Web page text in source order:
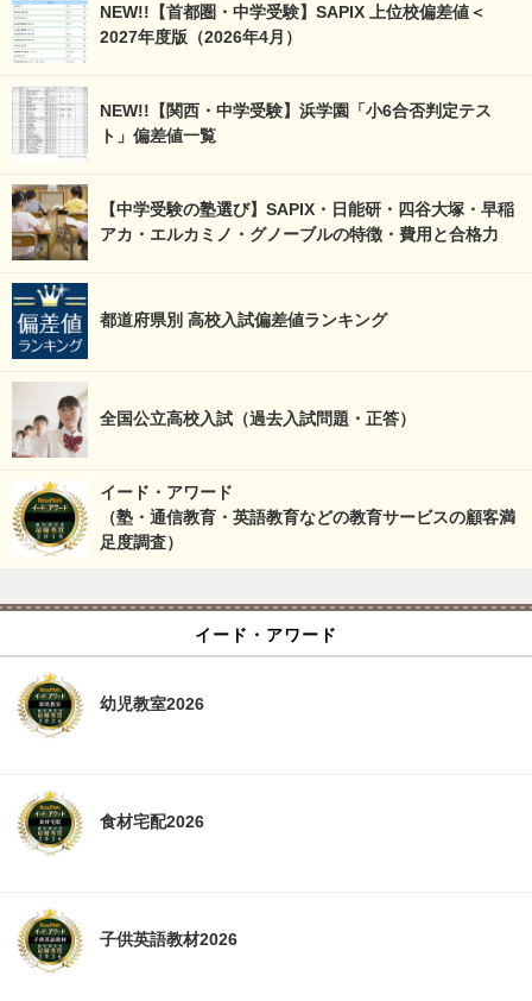
NEW!!【首都圏・中学受験】SAPIX 上位校偏差値＜
2027年度版（2026年4月）
NEW!!【関西・中学受験】浜学園「小6合否判定テス
ト」偏差値一覧
【中学受験の塾選び】SAPIX・日能研・四谷大塚・早稲
アカ・エルカミノ・グノーブルの特徴・費用と合格力
都道府県別 高校入試偏差値ランキング
全国公立高校入試（過去入試問題・正答）
イード・アワード
（塾・通信教育・英語教育などの教育サービスの顧客満
足度調査）
イード・アワード
幼児教室2026
食材宅配2026
子供英語教材2026